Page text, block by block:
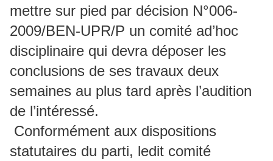
mettre sur pied par décision N°006-
2009/BEN-UPR/P un comité ad’hoc
disciplinaire qui devra déposer les
conclusions de ses travaux deux
semaines au plus tard après l’audition
de l’intéressé.
Conformément aux dispositions
statutaires du parti, ledit comité